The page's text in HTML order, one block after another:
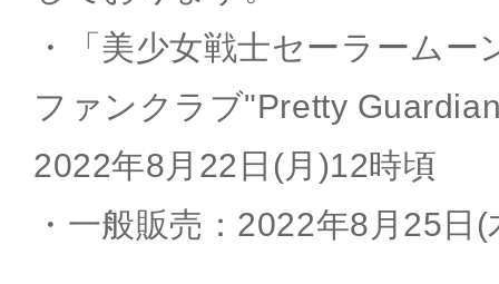
・「美少女戦士セーラーム
ファンクラブ"Pretty
2022年8月22日(月)12時頃
・一般販売：2022年8月25日